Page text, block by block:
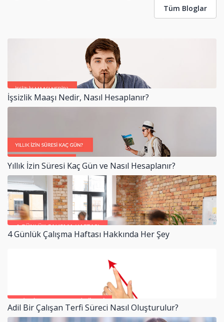
Tüm Bloglar
İşsizlik Maaşı Nedir, Nasıl Hesaplanır?
Yıllık İzin Süresi Kaç Gün ve Nasıl Hesaplanır?
4 Günlük Çalışma Haftası Hakkında Her Şey
Adil Bir Çalışan Terfi Süreci Nasıl Oluşturulur?